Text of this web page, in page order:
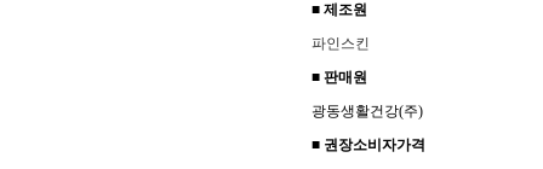
■ 제조원
파인스킨
■ 판매원
광동생활건강(주)
■ 권장소비자가격